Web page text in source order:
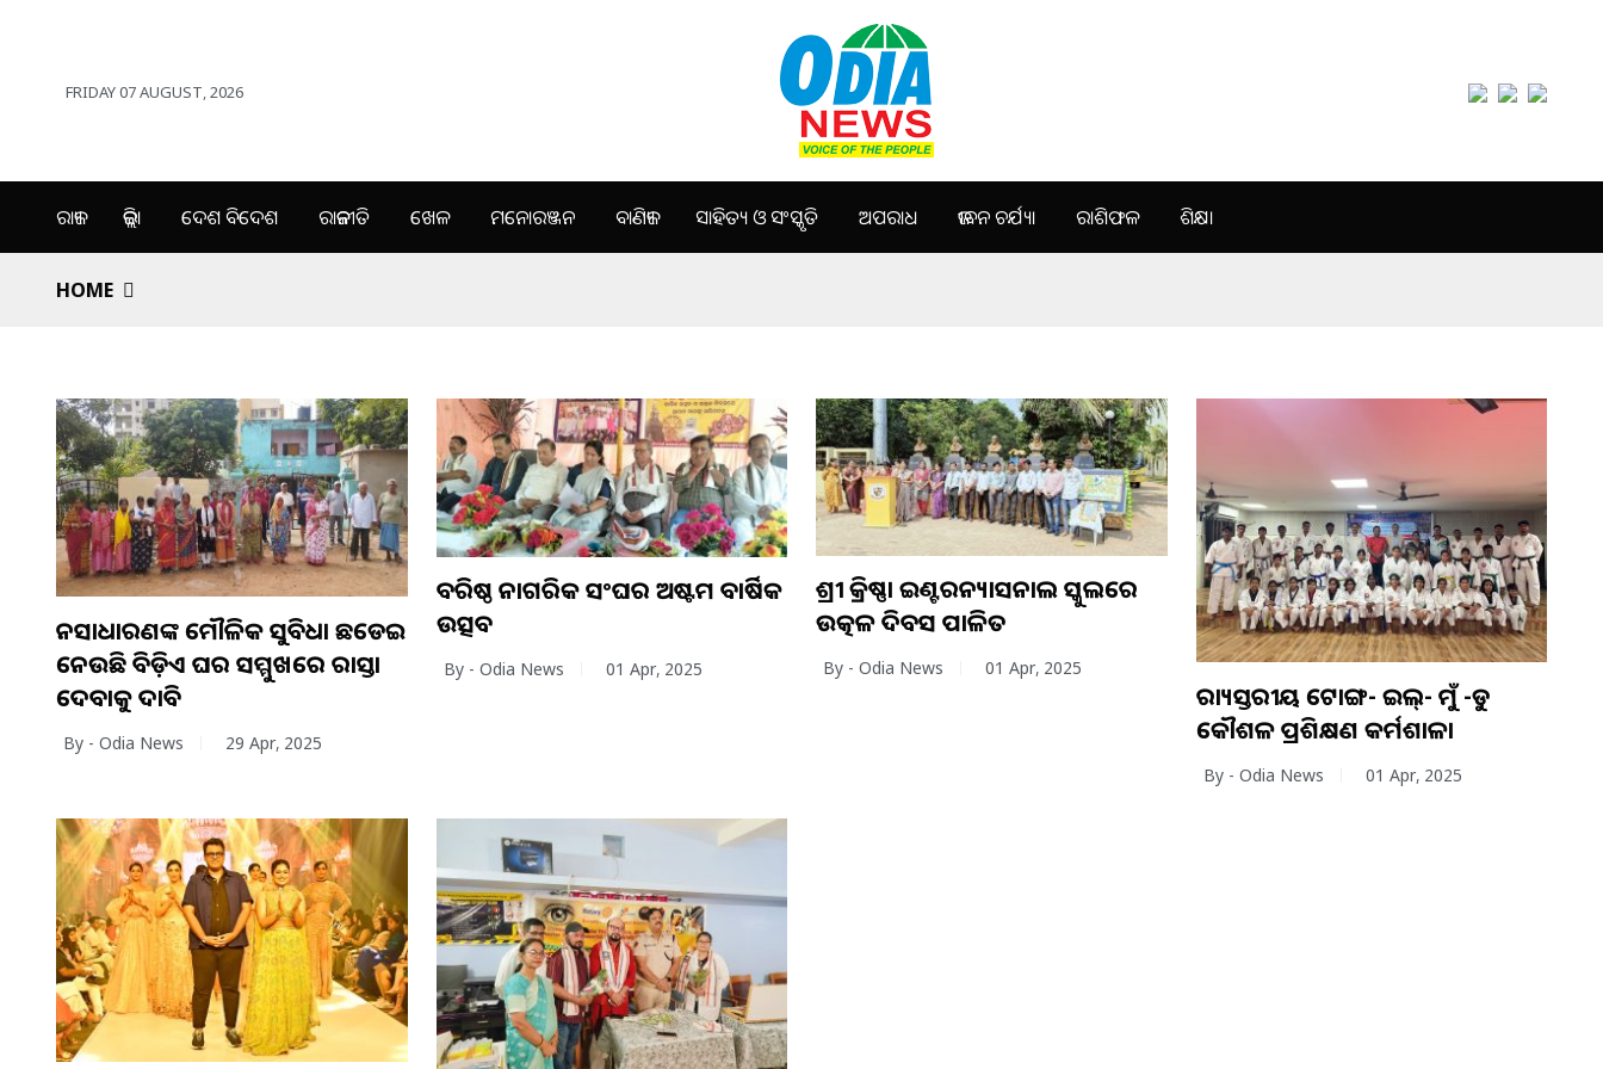
FRIDAY 07 AUGUST, 2026
ରାଜ୍ୟ ଜିଲ୍ଲା ଦେଶ ବିଦେଶ ରାଜନୀତି ଖେଳ ମନୋରଞ୍ଜନ ବାଣିଜ୍ୟ ସାହିତ୍ୟ ଓ ସଂସ୍କୃତି ଅପରାଧ ଜୀବନ ଚର୍ଯ୍ୟା ରାଶିଫଳ ଶିକ୍ଷା
HOME
ଜନସାଧାରଣଙ୍କ ମୌଳିକ ସୁବିଧା ଛଡେଇ
ନେଉଛି ବିଡ଼ିଏ ଘର ସମ୍ମୁଖରେ ରାସ୍ତା
ଦେବାକୁ ଦାବି
By - Odia News 29 Apr, 2025
ବରିଷ୍ଠ ନାଗରିକ ସଂଘର ଅଷ୍ଟମ ବାର୍ଷିକ
ଉତ୍ସବ
By - Odia News 01 Apr, 2025
ଶ୍ରୀ କ୍ରିଷ୍ଣା ଇଣ୍ଟରନ୍ୟାସନାଲ ସ୍କୁଲରେ
ଉତ୍କଳ ଦିବସ ପାଳିତ
By - Odia News 01 Apr, 2025
ରାଜ୍ୟସ୍ତରୀୟ ଟୋଙ୍ଗ- ଇଲ୍‌- ମୁଁ -ଡୁ
କୌଶଳ ପ୍ରଶିକ୍ଷଣ କର୍ମଶାଳା
By - Odia News 01 Apr, 2025